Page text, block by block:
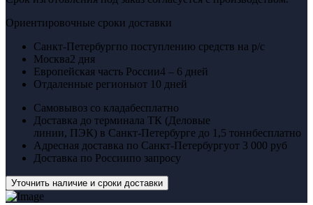
Ориентировочные сроки доставки
Санкт-Петербургпо поступлению средств на р/с
Москва2 дня
Европейская часть России4 – 6 дней
Отдаленные регионыот 10 дней
Самовывоз со кладабесплатно
Доставка до терминала ТК (Деловые
линии, ПЭК) в Санкт-Петербурге до 1,5 тоннбесплатно
Адресная доставка по Санкт-Петербургуот 3 000 руб
Доставка по Россиипо запросу
Уточнить наличие и сроки доставки